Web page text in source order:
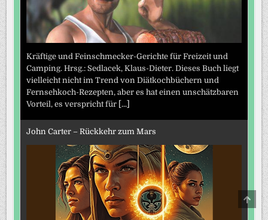
Kräftige und Feinschmecker-Gerichte für Freizeit und
Camping. Hrsg.: Sedlacek, Klaus-Dieter. Dieses Buch liegt
vielleicht nicht im Trend von Diätkochbüchern und
Fernsehkoch-Rezepten, aber es hat einen unschätzbaren
Vorteil, es verspricht für [...]
John Carter – Rückkehr zum Mars
TO
TOP